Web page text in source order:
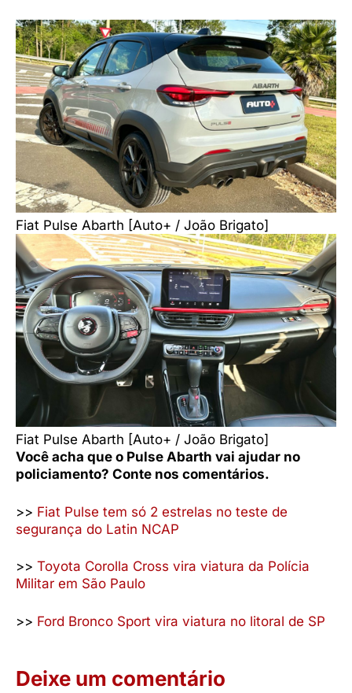
Fiat Pulse Abarth [Auto+ / João Brigato]
Fiat Pulse Abarth [Auto+ / João Brigato]
Você acha que o Pulse Abarth vai ajudar no
policiamento? Conte nos comentários.
>> Fiat Pulse tem só 2 estrelas no teste de
segurança do Latin NCAP
>> Toyota Corolla Cross vira viatura da Polícia
Militar em São Paulo
>> Ford Bronco Sport vira viatura no litoral de SP
Deixe um comentário